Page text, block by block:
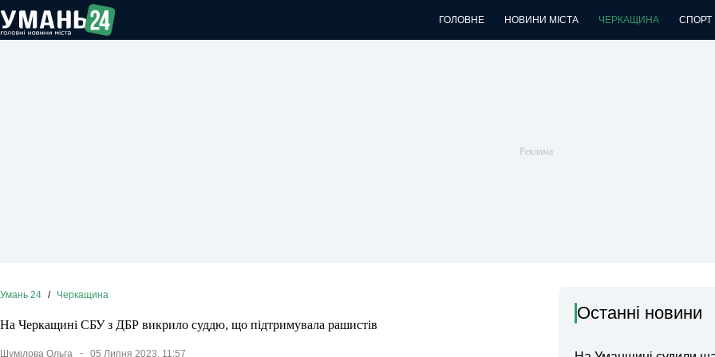
до
вмісту
ГОЛОВНЕ НОВИНИ МІСТА ЧЕРКАЩИНА СПОРТ
Умань 24 / Черкащина
На Черкащині СБУ з ДБР викрило суддю, що підтримувала рашистів
Шумілова Ольга 05 Липня 2023, 11:57
Останні новини